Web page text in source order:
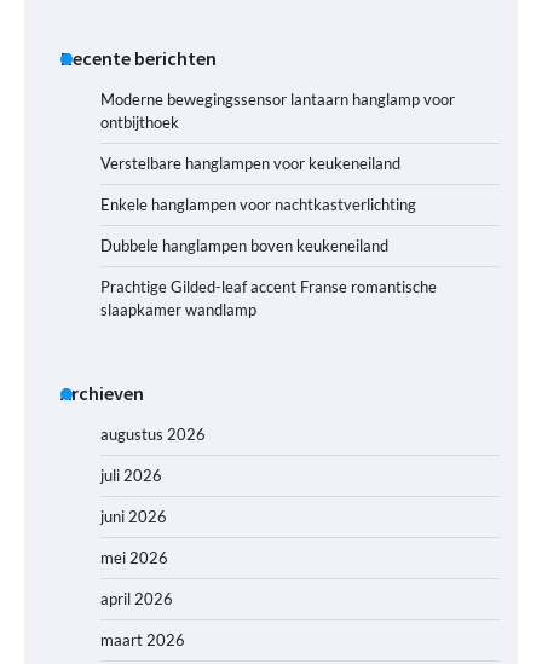
Recente berichten
Moderne bewegingssensor lantaarn hanglamp voor
ontbijthoek
Verstelbare hanglampen voor keukeneiland
Enkele hanglampen voor nachtkastverlichting
Dubbele hanglampen boven keukeneiland
Prachtige Gilded-leaf accent Franse romantische
slaapkamer wandlamp
Archieven
augustus 2026
juli 2026
juni 2026
mei 2026
april 2026
maart 2026